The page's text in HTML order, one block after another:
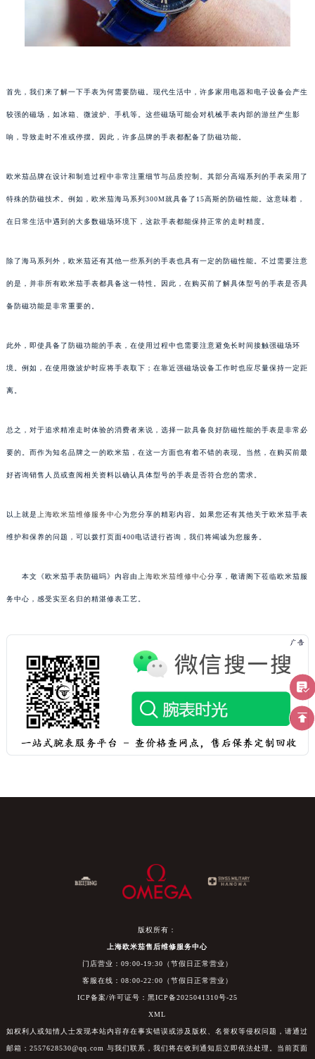
首先，我们来了解一下手表为何需要防磁。现代生活中，许多家用电器和电子设备会产生
较强的磁场，如冰箱、微波炉、手机等。这些磁场可能会对机械手表内部的游丝产生影
响，导致走时不准或停摆。因此，许多品牌的手表都配备了防磁功能。
欧米茄品牌在设计和制造过程中非常注重细节与品质控制。其部分高端系列的手表采用了
特殊的防磁技术。例如，欧米茄海马系列300M就具备了15高斯的防磁性能。这意味着，
在日常生活中遇到的大多数磁场环境下，这款手表都能保持正常的走时精度。
除了海马系列外，欧米茄还有其他一些系列的手表也具有一定的防磁性能。不过需要注意
的是，并非所有欧米茄手表都具备这一特性。因此，在购买前了解具体型号的手表是否具
备防磁功能是非常重要的。
此外，即使具备了防磁功能的手表，在使用过程中也需要注意避免长时间接触强磁场环
境。例如，在使用微波炉时应将手表取下；在靠近强磁场设备工作时也应尽量保持一定距
离。
总之，对于追求精准走时体验的消费者来说，选择一款具备良好防磁性能的手表是非常必
要的。而作为知名品牌之一的欧米茄，在这一方面也有着不错的表现。当然，在购买前最
好咨询销售人员或查阅相关资料以确认具体型号的手表是否符合您的需求。
以上就是 上海欧米茄维修服务中心为您分享的精彩内容。如果您还有其他关于欧米茄手表
维护和保养的问题，可以拨打页面400电话进行咨询，我们将竭诚为您服务。
本文《欧米茄手表防磁吗》内容由 上海欧米茄维修中心分享，敬请阁下莅临欧米茄服
务中心，感受实至名归的精湛修表工艺。
版权所有：
上海欧米茄售后维修服务中心
门店营业：09:00-19:30（节假日正常营业）
客服在线：08:00-22:00（节假日正常营业）
ICP备案/许可证号：黑ICP备2025041310号-25
XML
如权利人或知情人士发现本站内容存在事实错误或涉及版权、名誉权等侵权问题，请通过
邮箱：2557628530@qq.com 与我们联系，我们将在收到通知后立即依法处理。当前页面